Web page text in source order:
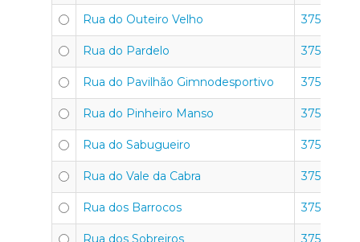
Rua do Outeiro Velho 3750-351
Rua do Pardelo 3750-351
Rua do Pavilhão Gimnodesportivo 3750-351
Rua do Pinheiro Manso 3750-351
Rua do Sabugueiro 3750-351
Rua do Vale da Cabra 3750-351
Rua dos Barrocos 3750-351
Rua dos Sobreiros 3750-351